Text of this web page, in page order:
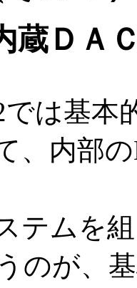
蔵ＤＡ
では基
、内部
テムを
のが、